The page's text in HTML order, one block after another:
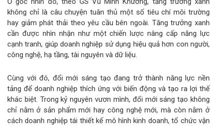
không chỉ là câu chuyện tuân thủ một số tiêu chí môi trường
hay giảm phát thải theo yêu cầu bên ngoài. Tăng trưởng xanh
cần được nhìn nhận như một chiến lược nâng cấp năng lực
cạnh tranh, giúp doanh nghiệp sử dụng hiệu quả hơn con người,
công nghệ, hạ tầng, tài nguyên và dữ liệu.
Cùng với đó, đổi mới sáng tạo đang trở thành năng lực nền
tảng để doanh nghiệp thích ứng với biến động và tạo ra lợi thế
khác biệt. Trong kỷ nguyên vươn mình, đổi mới sáng tạo không
chỉ nằm ở sản phẩm mới hay công nghệ mới, mà còn nằm ở
cách doanh nghiệp tái thiết kế mô hình kinh doanh, tổ chức vận